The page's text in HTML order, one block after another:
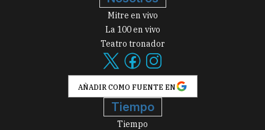
Mitre en vivo
La 100 en vivo
Teatro tronador
AÑADIR COMO FUENTE EN
Tiempo
Tiempo